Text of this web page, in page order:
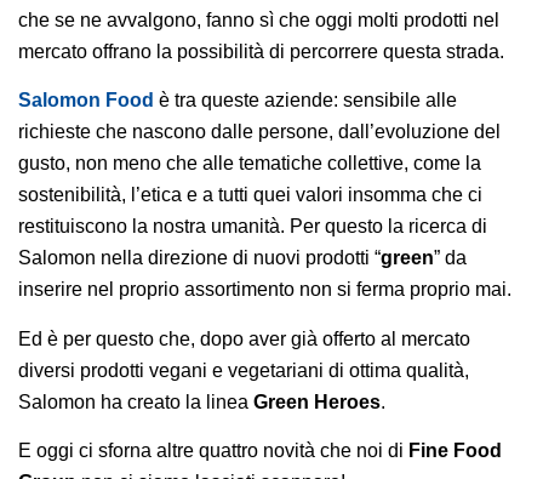
che se ne avvalgono, fanno sì che oggi molti prodotti nel
mercato offrano la possibilità di percorrere questa strada.
Salomon Food è tra queste aziende: sensibile alle
richieste che nascono dalle persone, dall’evoluzione del
gusto, non meno che alle tematiche collettive, come la
sostenibilità, l’etica e a tutti quei valori insomma che ci
restituiscono la nostra umanità. Per questo la ricerca di
Salomon nella direzione di nuovi prodotti “green” da
inserire nel proprio assortimento non si ferma proprio mai.
Ed è per questo che, dopo aver già offerto al mercato
diversi prodotti vegani e vegetariani di ottima qualità,
Salomon ha creato la linea Green Heroes.
E oggi ci sforna altre quattro novità che noi di Fine Food